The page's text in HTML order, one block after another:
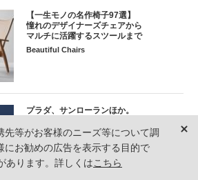
【一生モノの名作椅子97選】
憧れのデザイナーズチェアから
マルチに活躍するスツールまで
Beautiful Chairs
プラダ、サンローランほか。
街で、家で。重ね着にもおすすめ
The New Lingerie Dressing
先等がお客様のニーズ等について調
にお勧めの広告を表示する目的で
あります。詳しくはこちら